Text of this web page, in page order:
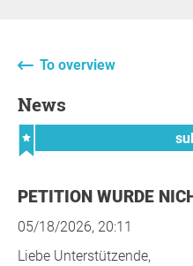
To overview
News
PETITION WURDE
05/18/2026, 20:11
Liebe Unterstützende,